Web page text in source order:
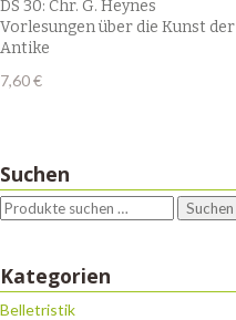
DS 30: Chr. G. Heynes
Vorlesungen über die Kunst der
Antike
7,60€
Suchen
Suchen
Kategorien
Belletristik